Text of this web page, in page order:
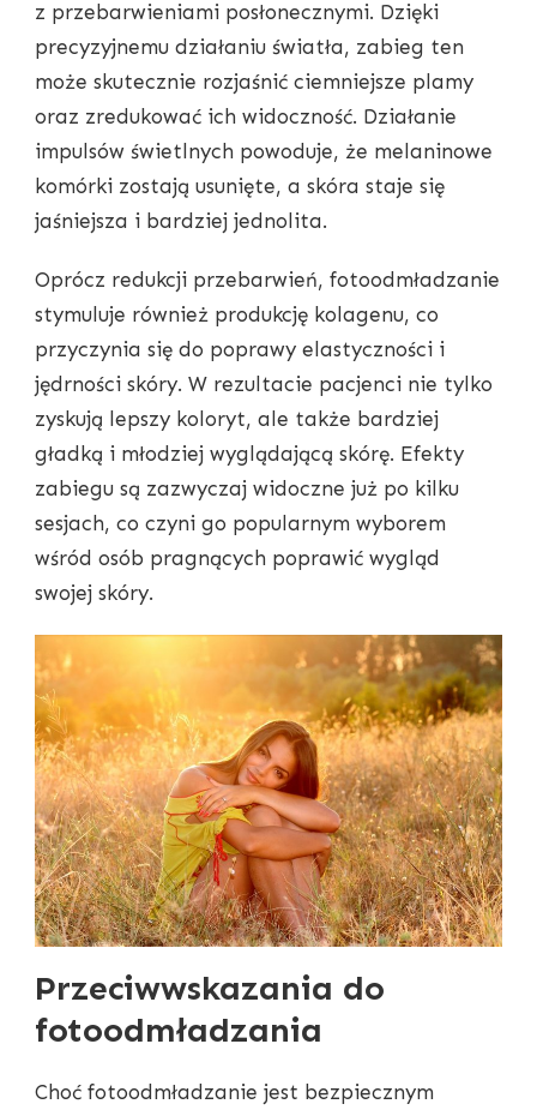
z przebarwieniami posłonecznymi. Dzięki
precyzyjnemu działaniu światła, zabieg ten
może skutecznie rozjaśnić ciemniejsze plamy
oraz zredukować ich widoczność. Działanie
impulsów świetlnych powoduje, że melaninowe
komórki zostają usunięte, a skóra staje się
jaśniejsza i bardziej jednolita.
Oprócz redukcji przebarwień, fotoodmładzanie
stymuluje również produkcję kolagenu, co
przyczynia się do poprawy elastyczności i
jędrności skóry. W rezultacie pacjenci nie tylko
zyskują lepszy koloryt, ale także bardziej
gładką i młodziej wyglądającą skórę. Efekty
zabiegu są zazwyczaj widoczne już po kilku
sesjach, co czyni go popularnym wyborem
wśród osób pragnących poprawić wygląd
swojej skóry.
Przeciwwskazania do
fotoodmładzania
Choć fotoodmładzanie jest bezpiecznym